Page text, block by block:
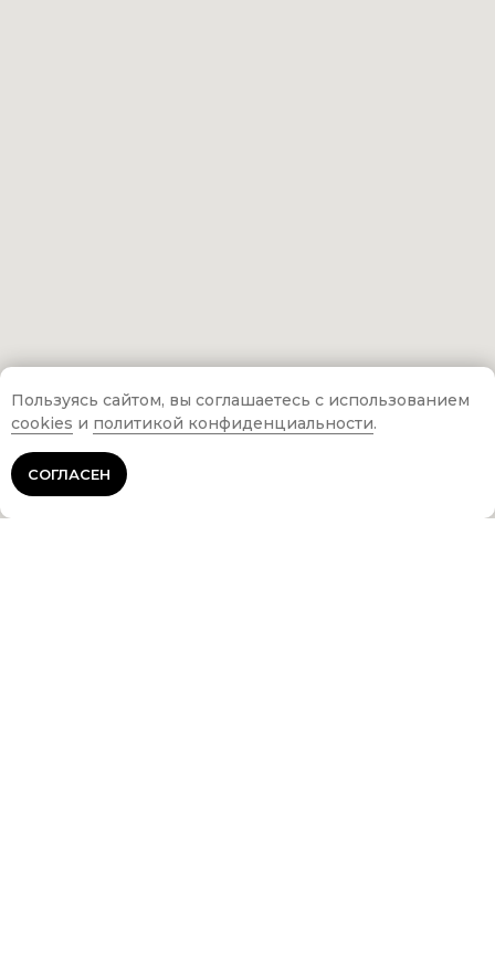
Пользуясь сайтом, вы соглашаетесь с использованием
cookies и политикой конфиденциальности.
СОГЛАСЕН